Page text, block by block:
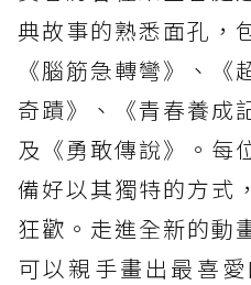
典故事的熟悉面孔，
《腦筋急轉彎》、《
奇蹟》、《青春養成
及《勇敢傳說》。每
備好以其獨特的方式
狂歡。走進全新的動
可以親手畫出最喜